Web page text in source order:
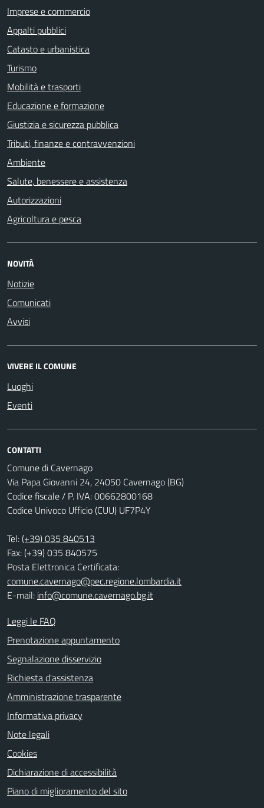
Imprese e commercio
Appalti pubblici
Catasto e urbanistica
Turismo
Mobilità e trasporti
Educazione e formazione
Giustizia e sicurezza pubblica
Tributi, finanze e contravvenzioni
Ambiente
Salute, benessere e assistenza
Autorizzazioni
Agricoltura e pesca
NOVITÀ
Notizie
Comunicati
Avvisi
VIVERE IL COMUNE
Luoghi
Eventi
CONTATTI
Comune di Cavernago
Via Papa Giovanni 24, 24050 Cavernago (BG)
Codice fiscale / P. IVA: 00662800168
Codice Univoco Ufficio (CUU) UF7P4Y
Tel:(+39) 035 840513
Fax: (+39) 035 840575
Posta Elettronica Certificata:
comune.cavernago@pec.regione.lombardia.it
E-mail: info@comune.cavernago.bg.it
Leggi le FAQ
Prenotazione appuntamento
Segnalazione disservizio
Richiesta d'assistenza
Amministrazione trasparente
Informativa privacy
Note legali
Cookies
Dichiarazione di accessibilità
Piano di miglioramento del sito